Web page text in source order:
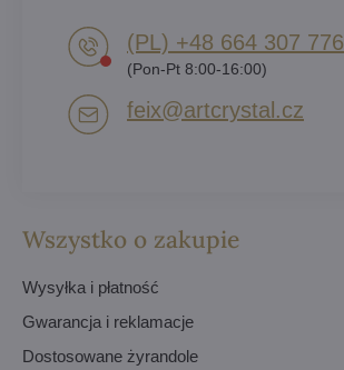
Wszystko o zakupie
Wysyłka i płatność
Gwarancja i reklamacje
Dostosowane żyrandole
(PL) +48 664 307 776
(Pon-Pt 8:00-16:00)
feix​@artcrystal​.cz